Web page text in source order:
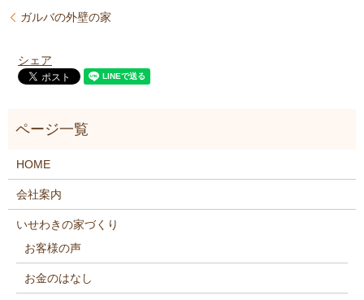
ガルバの外壁の家
シェア
HOME
会社案内
いせわきの家づくり
お客様の声
お金のはなし